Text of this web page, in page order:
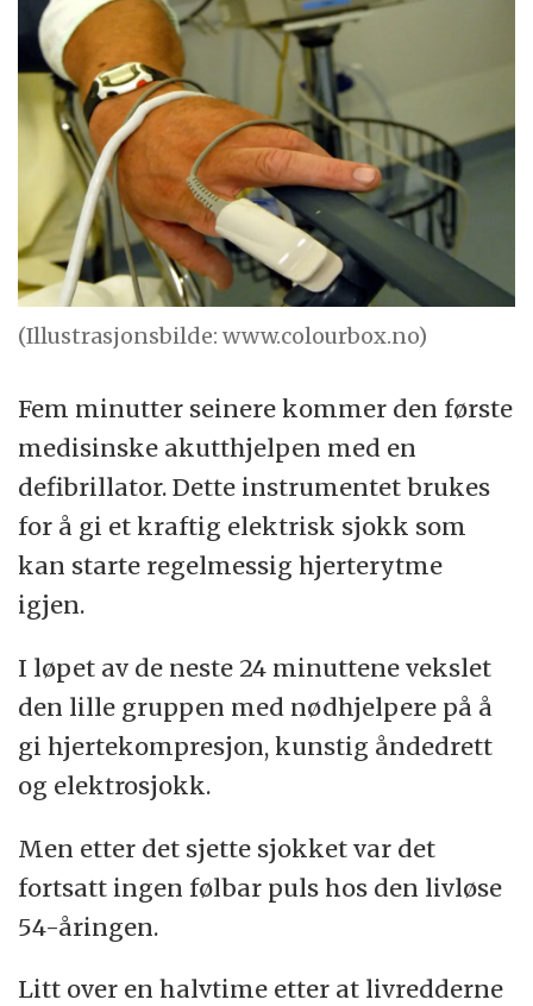
(Illustrasjonsbilde: www.colourbox.no)
Fem minutter seinere kommer den første
medisinske akutthjelpen med en
defibrillator. Dette instrumentet brukes
for å gi et kraftig elektrisk sjokk som
kan starte regelmessig hjerterytme
igjen.
I løpet av de neste 24 minuttene vekslet
den lille gruppen med nødhjelpere på å
gi hjertekompresjon, kunstig åndedrett
og elektrosjokk.
Men etter det sjette sjokket var det
fortsatt ingen følbar puls hos den livløse
54-åringen.
Litt over en halvtime etter at livredderne